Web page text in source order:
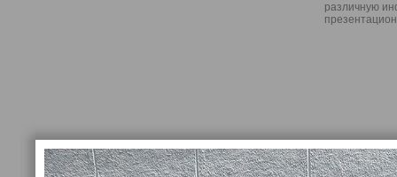
различную